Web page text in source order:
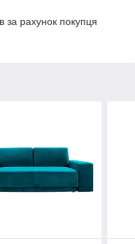
за рахунок покупця